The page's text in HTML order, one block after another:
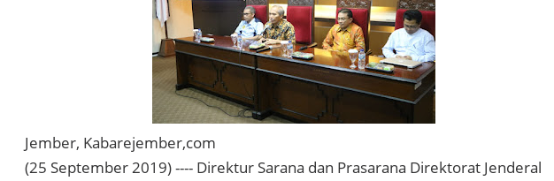
Jember, Kabarejember,com
(25 September 2019) ---- Direktur Sarana dan Prasarana Direktorat Jenderal